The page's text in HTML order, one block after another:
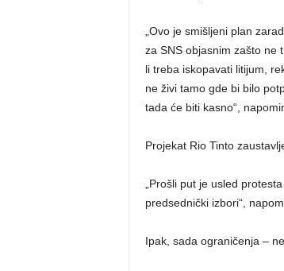
„Ovo je smišljeni plan
za SNS objasnim zašto ne
li treba iskopavati litijum,
ne živi tamo gde bi bilo
tada će biti kasno“,
Projekat Rio Tinto
„Prošli put je usled
predsednički izbori“,
Ipak, sada ograničenja –